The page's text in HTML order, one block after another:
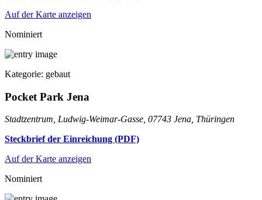
Auf der Karte anzeigen
Nominiert
Kategorie: gebaut
Pocket Park Jena
Stadtzentrum, Ludwig-Weimar-Gasse, 07743 Jena, Thüringen
Steckbrief der Einreichung (PDF)
Auf der Karte anzeigen
Nominiert